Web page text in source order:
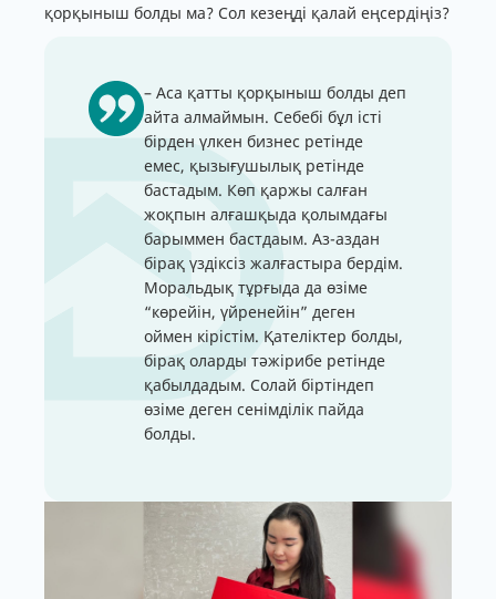
қорқыныш болды ма? Сол кезеңді қалай еңсердіңіз?
– Аса қатты қорқыныш болды деп
айта алмаймын. Себебі бұл істі
бірден үлкен бизнес ретінде
емес, қызығушылық ретінде
бастадым. Көп қаржы салған
жоқпын алғашқыда қолымдағы
барыммен бастдаым. Аз-аздан
бірақ үздіксіз жалғастыра бердім.
Моральдық тұрғыда да өзіме
“көрейін, үйренейін” деген
оймен кірістім. Қателіктер болды,
бірақ оларды тәжірибе ретінде
қабылдадым. Солай біртіндеп
өзіме деген сенімділік пайда
болды.